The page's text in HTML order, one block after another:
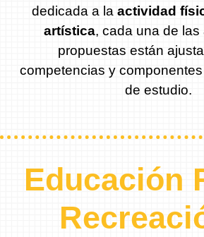
dedicada a la actividad
artística, cada una de las
propuestas están
competencias y
de estudio.
Educación